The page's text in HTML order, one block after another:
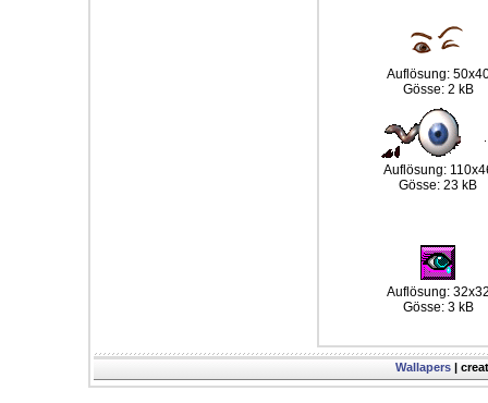
Auflösung:
Gösse: 2 kB
Auflösung:
Gösse: 23 kB
Auflösung:
Gösse: 3 kB
Wallapers |